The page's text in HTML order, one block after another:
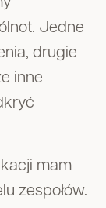
Jedne
drugie
inne
mam
zespołów.